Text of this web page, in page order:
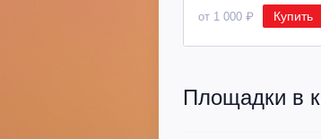
от 1 000 ₽ Купить
Площадки в